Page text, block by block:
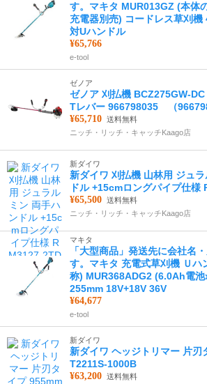
す。マキタ MUR013GZ (本体
充電器別売) コードレス草刈
対Uハンドル
¥65,766
e-tool
ゼノア
ゼノア 刈払機 BCZ275GW-
Tレバー 966798035 （
¥65,710 送料無料
ニッチ・リッチ・キャッチKaago店
新ダイワ
新ダイワ 刈払機 山林用 ジュ
ドル +15cmロングパイプ仕様
¥65,500 送料無料
ニッチ・リッチ・キャッチKaago店
マキタ
「大型商品」発送先に会社名
す。マキタ 充電式草刈機 Ｕハ
称) MUR368ADG2 (6.0Ah電
255mm 18V+18V 36V
¥64,677
e-tool
新ダイワ
新ダイワ ヘッジトリマー 片刃
T2211S-1000B
¥63,200 送料無料